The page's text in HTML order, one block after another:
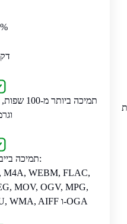
תמיכה
תמיכה בייבוא פורמטים:
M4A, WEBM, FLAC,
MOV, OGV, MPG,
WMV, OGM, OGG, AU, WMA, AIFF ו-OGA